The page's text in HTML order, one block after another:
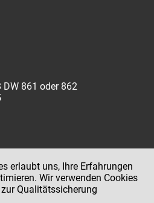
861 oder 862
erlaubt uns, Ihre Erfahrungen
Wir verwenden Cookies
Qualitätssicherung